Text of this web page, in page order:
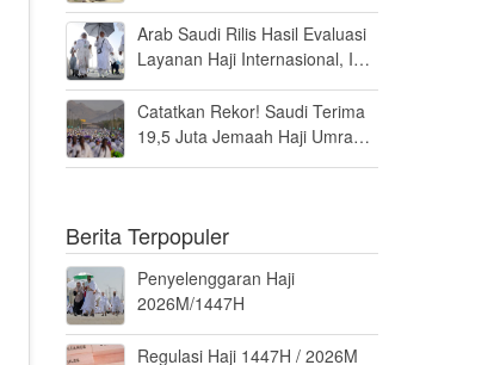
Umrah
Arab Saudi Rilis Hasil Evaluasi
Layanan Haji Internasional, Ini
Catatkan Rekor! Saudi Terima
19,5 Juta Jemaah Haji Umrah
Berita Terpopuler
Penyelenggaran Haji
2026M/1447H
Regulasi Haji 1447H / 2026M